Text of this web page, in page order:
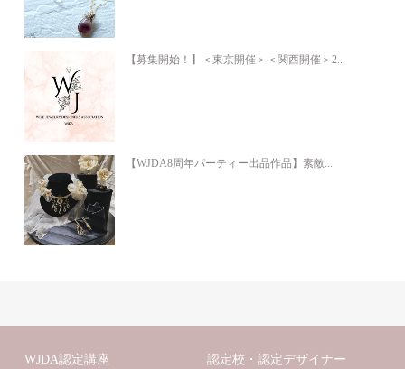
【募集開始！】＜東京開催＞＜関西開催＞2...
【WJDA8周年パーティー出品作品】素敵...
WJDA認定講座 認定校・認定デザイナー